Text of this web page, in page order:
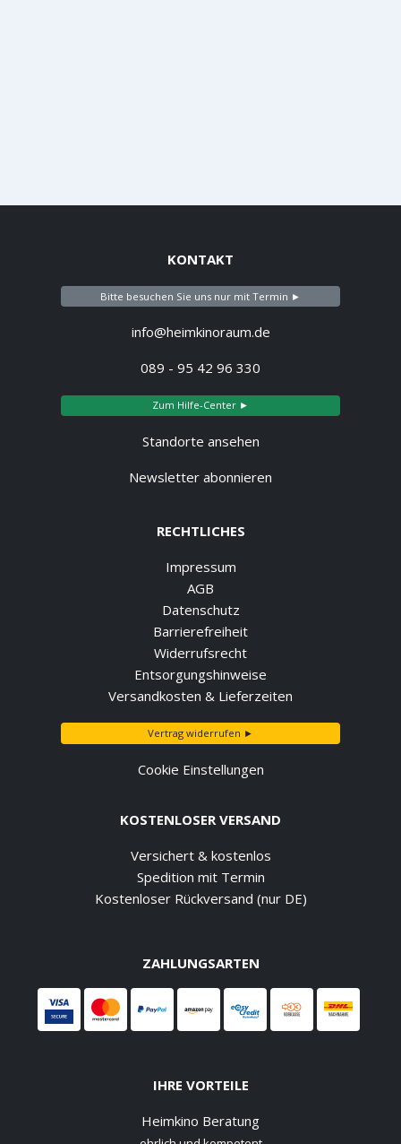
KONTAKT
Bitte besuchen Sie uns nur mit Termin ►
info@heimkinoraum.de
089 - 95 42 96 330
Zum Hilfe-Center ►
Standorte ansehen
Newsletter abonnieren
RECHTLICHES
Impressum
AGB
Datenschutz
Barrierefreiheit
Widerrufsrecht
Entsorgungshinweise
Versandkosten & Lieferzeiten
Vertrag widerrufen ►
Cookie Einstellungen
KOSTENLOSER VERSAND
Versichert & kostenlos
Spedition mit Termin
Kostenloser Rückversand (nur DE)
ZAHLUNGSARTEN
IHRE VORTEILE
Heimkino Beratung